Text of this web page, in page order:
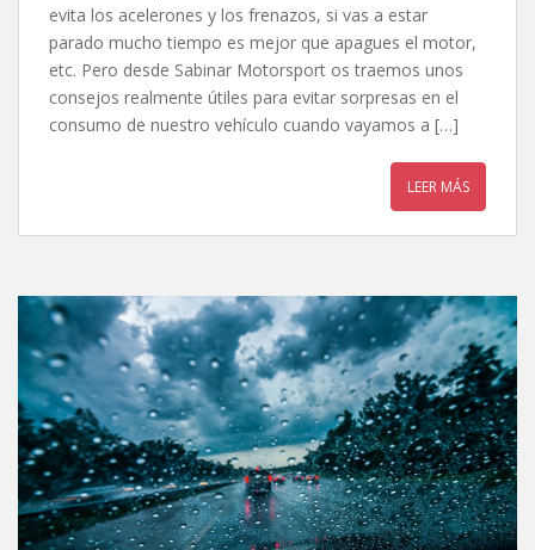
evita los acelerones y los frenazos, si vas a estar
parado mucho tiempo es mejor que apagues el motor,
etc. Pero desde Sabinar Motorsport os traemos unos
consejos realmente útiles para evitar sorpresas en el
consumo de nuestro vehículo cuando vayamos a […]
LEER MÁS